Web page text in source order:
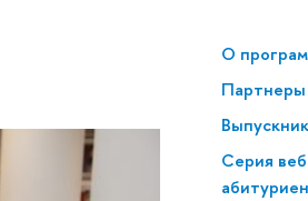
О
Партнеры
Серия